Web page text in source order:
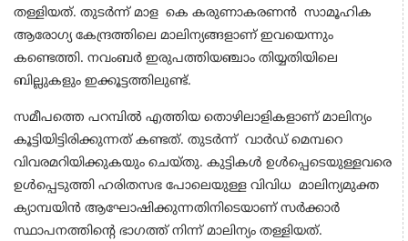
തള്ളിയത്. തുടര്‍ന്ന് മാള കെ കരുണാകരണന്‍ സാമൂഹിക
ആരോഗ്യ കേന്ദ്രത്തിലെ മാലിന്യങ്ങളാണ് ഇവയെന്നും
കണ്ടെത്തി. നവംബര്‍ ഇരുപത്തിയഞ്ചാം തിയ്യതിയിലെ
ബില്ലുകളും ഇക്കൂട്ടത്തിലുണ്ട്.
സമീപത്തെ പറമ്പില്‍ എത്തിയ തൊഴിലാളികളാണ് മാലിന്യം
കൂട്ടിയിട്ടിരിക്കുന്നത് കണ്ടത്. തുടര്‍ന്ന് വാര്‍ഡ് മെമ്പറെ
വിവരമറിയിക്കുകയും ചെയ്തു. കുട്ടികള്‍ ഉള്‍പ്പെടെയുള്ളവരെ
ഉള്‍പ്പെടുത്തി ഹരിതസഭ പോലെയുള്ള വിവിധ മാലിന്യമുക്ത
ക്യാമ്പയിന്‍ ആഘോഷിക്കുന്നതിനിടെയാണ് സര്‍ക്കാര്‍
സ്ഥാപനത്തിന്റെ ഭാഗത്ത് നിന്ന് മാലിന്യം തള്ളിയത്.